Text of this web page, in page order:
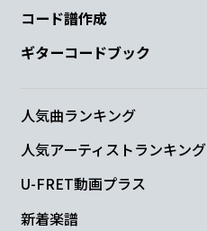
コード譜作成
ギターコードブック
人気曲ランキング
人気アーティストランキング
U-FRET動画プラス
新着楽譜